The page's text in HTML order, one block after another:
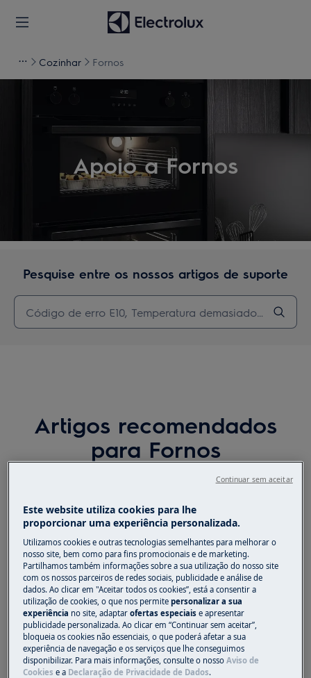
Cozinhar Fornos
Apoio a Fornos
Pesquise entre os nossos artigos de suporte
Artigos recomendados
para Fornos
Como levedar a massa no forno, se este
não estiver equipado com um programa
específico?
A ventoinha de arrefecimento do forno
está sempre a funcionar
Como limpar o forno Electrolux com
função pirolítica? (vídeo)
Este website utiliza cookies para lhe
proporcionar uma experiência personalizada.
Utilizamos cookies e outras tecnologias semelhantes para melhorar o
nosso site, bem como para fins promocionais e de marketing.
Partilhamos também informações sobre a sua utilização do nosso site
com os nossos parceiros de redes sociais, publicidade e análise de
dados. Ao clicar em "Aceitar todos os cookies”, está a consentir a
utilização de cookies, o que nos permitepersonalizar a sua
experiência no site, adaptarofertas especiaise apresentar
publicidade personalizada. Ao clicar em “Continuar sem aceitar”,
bloqueia os cookies não essenciais, o que poderá afetar a sua
experiência de navegação e os serviços que lhe conseguimos
disponibilizar. Para mais informações, consulte o nossoAviso de
Cookies e a Declaração de Privacidade de Dados.
Continuar sem aceitar